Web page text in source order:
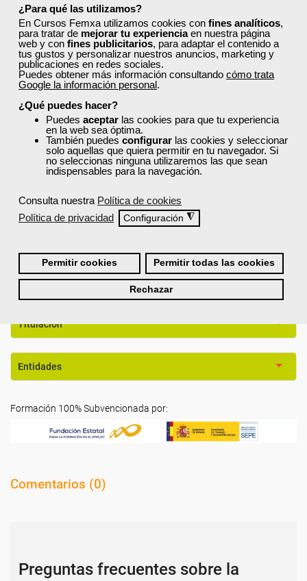
¿Para qué las utilizamos?
En Cursos Femxa utilizamos cookies con fines analíticos,
para tratar de mejorar tu experienciaen nuestra página
web y con fines publicitarios, para adaptar el contenido a
tus gustos y personalizar nuestros anuncios, marketing y
publicaciones en redes sociales.
Puedes obtener más información consultando cómo trata
Google la información personal.
¿Qué puedes hacer?
Puedes aceptar las cookies para que tu experiencia
en la web sea óptima.
También puedes configurar las cookies y seleccionar
solo aquellas que quiera permitir en tu navegador. Si
no seleccionas ninguna utilizaremos las que sean
indispensables para la navegación.
Consulta nuestra Política de cookies
Política de privacidad
Configuración ◮
Permitir cookies Permitir todas las cookies
Rechazar
Conceptos y formas.
Introducción.
Concepto de publicidad on line.
Formas de publicidad on line.
Formas publicitarias on line no convencionales.
Tarifas y precios de medios publicitarios.
Tarifas de publicidad on line.
Precios de los medios publicitarios.
Factores que mejoran el éxito de los banners.
Datos de inversión y eficacia publicitaria.
Eficacia de una campaña publicitaria.
Medición de la eficacia publicitaria en Internet.
Tendencias de la publicidad on line.
¿Cómo son las clases?
Este curso se imparte en modalidad online,
Requisitos De Acceso
Titulación
Entidades
Formación 100% Subvencionada por:
Comentarios (0)
Preguntas frecuentes sobre la